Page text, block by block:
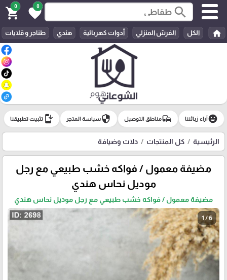
search
0
favorite
0
shopping_cart
home الكل الفرش المنزلي أدوات كهربائية هندي طناجر و قلايات
emoji_emotionsآراء زبائننا commuteمناطق التوصيل securityسياسة المتجر install_mobile تثبيت تطبيقنا
الرئيسية كل المنتجات دلات وضيافة
مضيفة معمول / فواكه خشب طبيعي مع رجل
موديل نحاس هندي
مضيفة معمول / فواكه خشب طبيعي مع رجل موديل نحاس هندي
1 / 6